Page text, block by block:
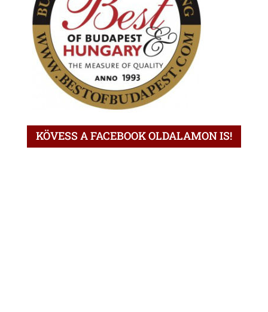
KÖVESS A FACEBOOK OLDALAMON IS!